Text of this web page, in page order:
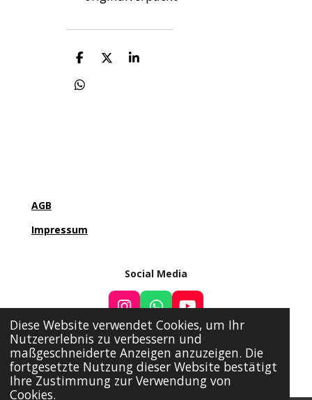
Diese Website verwendet Cookies, um Ihr
Nutzererlebnis zu verbessern und
maßgeschneiderte Anzeigen anzuzeigen. Die
fortgesetzte Nutzung dieser Website bestätigt
Ihre Zustimmung zur Verwendung von
Cookies.
T
e
i
T
T
T
AGB
Impressum
Social Media
I
n
s
t
a
g
W
h
a
t
s
A
Y
o
u
T
u
b
© 2022 - 2026 TCG Galaxy